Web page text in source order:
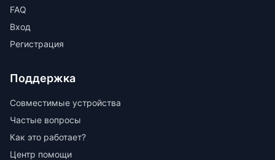
FAQ
Вход
Регистрация
Поддержка
Совместимые устройства
Частые вопросы
Как это работает?
Центр помощи